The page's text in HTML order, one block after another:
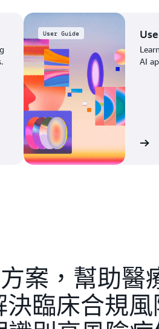
User Guide
AI
案，幫助醫
臨床合規